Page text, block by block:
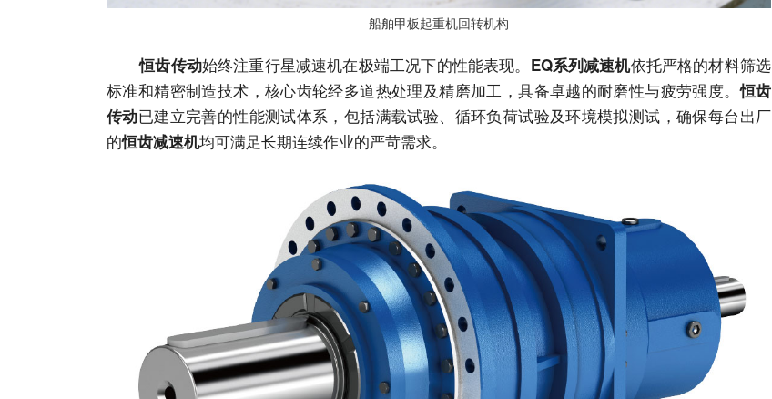
船舶甲板起重机回转机构
恒齿传动始终注重行星减速机在极端工况下的性能表现。 EQ系列减速机依托严格的材料筛选
标准和精密制造技术，核心齿轮经多道热处理及精磨加工，具备卓越的耐磨性与疲劳强度。恒齿
传动已建立完善的性能测试体系，包括满载试验、循环负荷试验及环境模拟测试，确保每台出厂
的恒齿减速机均可满足长期连续作业的严苛需求。